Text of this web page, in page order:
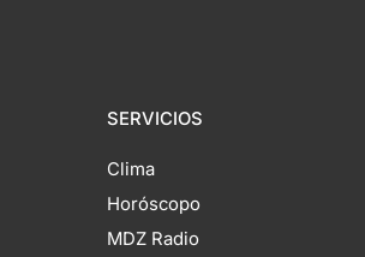
SERVICIOS
Clima
Horóscopo
MDZ Radio